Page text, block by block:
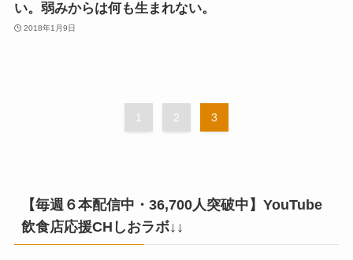
い。弱みからは何も生まれない。
2018年1月9日
1 2 3
【毎週６本配信中・36,700人突破中】YouTube
飲食店応援CHしおラボ↓↓